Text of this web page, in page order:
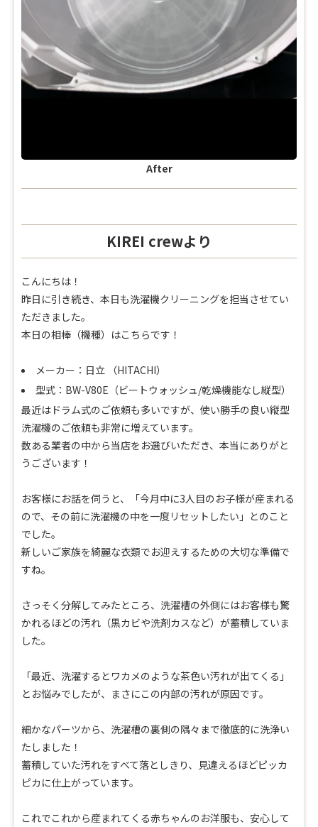
After
KIREI crewより
こんにちは！
昨日に引き続き、 本日も洗濯機クリーニングを担当させてい
ただきました。
本日の相棒（機種）はこちらです！
メーカー：日立 （HITACHI）
型式：BW-V80E（ビートウォッシュ/乾燥機能なし縦型）
最近はドラム式のご依頼も多いですが、 使い勝手の良い縦型
洗濯機のご依頼も非常に増えています。
数ある業者の中から当店をお選びいただき、 本当にありがと
うございます！
お客様にお話を伺うと、「今月中に3人目のお子様が産まれる
ので、 その前に洗濯機の中を一度リセットしたい」とのこと
でした。
新しいご家族を綺麗な衣類でお迎えするための大切な準備で
すね。
さっそく分解してみたところ、 洗濯槽の外側にはお客様も驚
かれるほどの汚れ（黒カビや洗剤カスなど）が蓄積していま
した。
「最近、洗濯するとワカメのような茶色い汚れが出てくる」
とお悩みでしたが、まさにこの内部の汚れが原因です。
細かなパーツから、 洗濯槽の裏側の隅々まで徹底的に洗浄い
たしました！
蓄積していた汚れをすべて落としきり、
見違えるほどピッカ
ピカに仕上がっています。
これでこれから産まれてくる赤ちゃんのお洋服も、 安心して